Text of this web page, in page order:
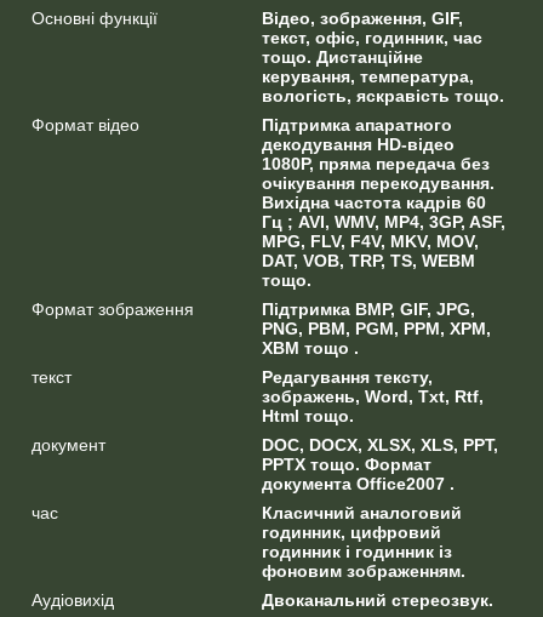
Основні функції
Відео, зображення, GIF,
текст, офіс, годинник, час
тощо. Дистанційне
керування, температура,
вологість, яскравість тощо.
Формат відео
Підтримка апаратного
декодування HD-відео
1080P, пряма передача без
очікування перекодування.
Вихідна частота кадрів 60
Гц ; AVI, WMV, MP4, 3GP, ASF,
MPG, FLV, F4V, MKV, MOV,
DAT, VOB, TRP, TS, WEBM
тощо.
Формат зображення
Підтримка BMP, GIF, JPG,
PNG, PBM, PGM, PPM, XPM,
XBM тощо .
текст
Редагування тексту,
зображень, Word, Txt, Rtf,
Html тощо.
документ
DOC, DOCX, XLSX, XLS, PPT,
PPTX тощо. Формат
документа Office2007 .
час
Класичний аналоговий
годинник, цифровий
годинник і годинник із
фоновим зображенням.
Аудіовихід
Двоканальний стереозвук.